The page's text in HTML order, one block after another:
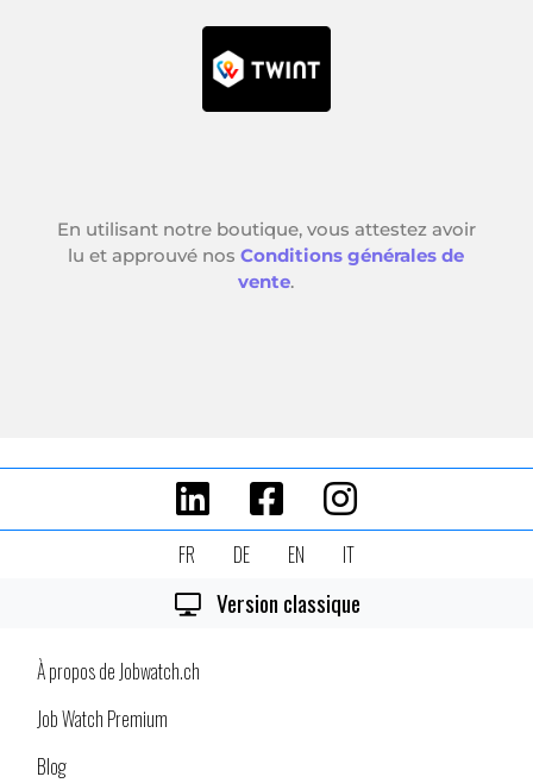
FR DE EN IT
Version classique
À propos de Jobwatch.ch
Job Watch Premium
Blog